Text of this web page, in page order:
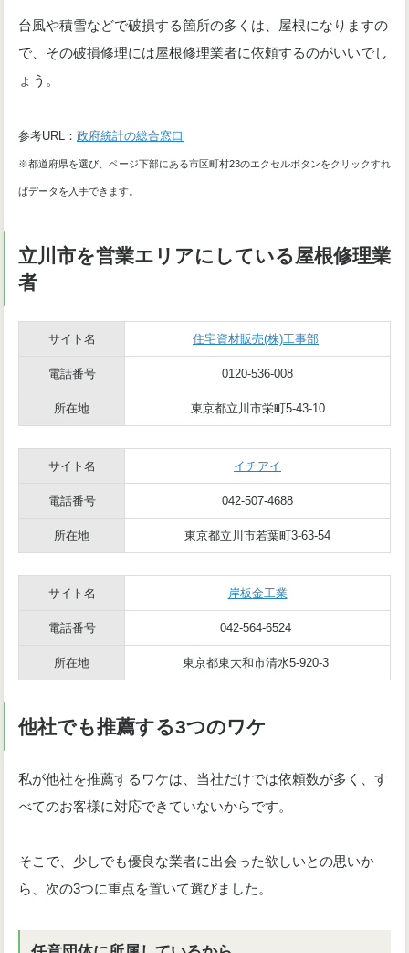
台風や積雪などで破損する箇所の多くは、屋根になりますの
で、その破損修理には屋根修理業者に依頼するのがいいでし
ょう。
参考URL： 政府統計の総合窓口
※都道府県を選び、ページ下部にある市区町村23のエクセルボタンをクリックすれ
ばデータを入手できます。
立川市を営業エリアにしている屋根修理業
者
サイト名 住宅資材販売(株)工事部
電話番号 0120-536-008
所在地 東京都立川市栄町5-43-10
サイト名 イチアイ
電話番号 042-507-4688
所在地 東京都立川市若葉町3-63-54
サイト名 岸板金工業
電話番号 042-564-6524
所在地 東京都東大和市清水5-920-3
他社でも推薦する3つのワケ
私が他社を推薦するワケは、当社だけでは依頼数が多く、す
べてのお客様に対応できていないからです。
そこで、少しでも優良な業者に出会った欲しいとの思いか
ら、次の3つに重点を置いて選びました。